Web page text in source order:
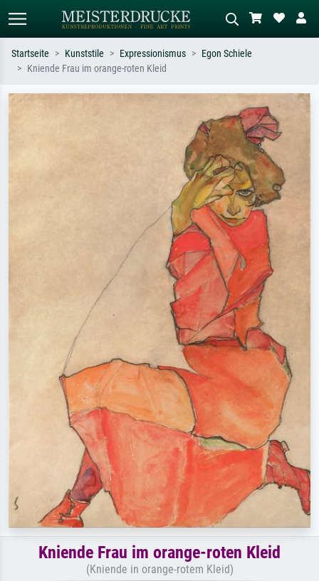
Suchen Sie nach Künstlern, Werktiteln
Beschreiben Sie die Szene – z.B. Grüne
Wiese, Abstrakt mit viel Rot, Dunkles
Ölgemälde, Stehender Akt neben einem
Baum.
Startseite Kunststile Expressionismus
Egon Schiele
Kniende Frau im orange-roten Kleid
Kniende Frau im orange-roten Kleid
(Kniende in orange-rotem Kleid)